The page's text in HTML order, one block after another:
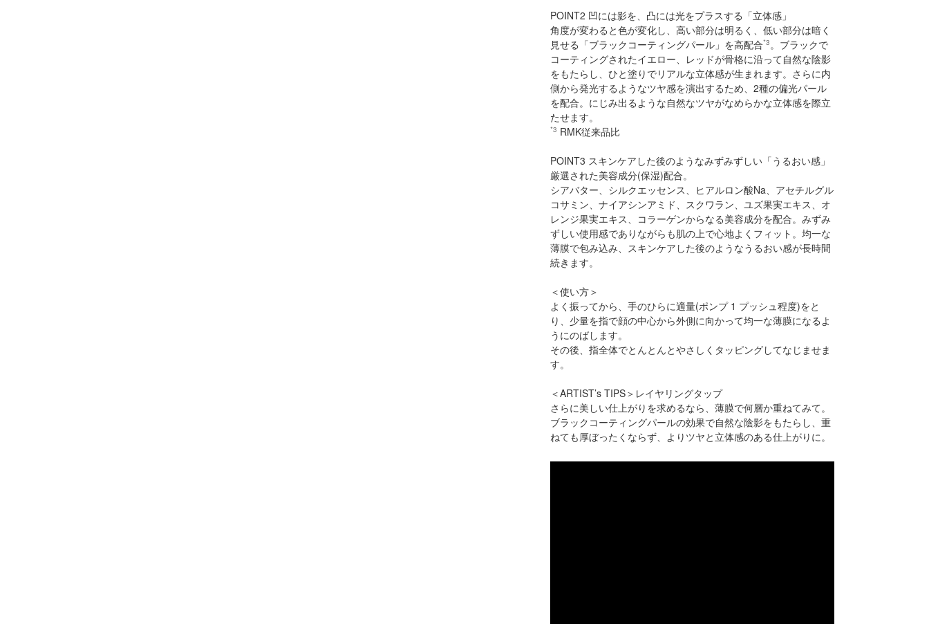
POINT2 凹には影を、凸には光をプラスする「立体感」
角度が変わると色が変化し、高い部分は明るく、低い部分は暗く
見せる「ブラックコーティングパール」を高配合*3。ブラックで
コーティングされたイエロー、レッドが骨格に沿って自然な陰影
をもたらし、ひと塗りでリアルな立体感が生まれます。さらに内
側から発光するようなツヤ感を演出するため、2種の偏光パール
を配合。にじみ出るような自然なツヤがなめらかな立体感を際立
たせます。
*3 RMK従来品比
POINT3 スキンケアした後のようなみずみずしい「うるおい感」
厳選された美容成分(保湿)配合。
シアバター、シルクエッセンス、ヒアルロン酸Na、アセチルグル
コサミン、ナイアシンアミド、スクワラン、ユズ果実エキス、オ
レンジ果実エキス、コラーゲンからなる美容成分を配合。みずみ
ずしい使用感でありながらも肌の上で心地よくフィット。均一な
薄膜で包み込み、スキンケアした後のようなうるおい感が長時間
続きます。
＜使い方＞
よく振ってから、手のひらに適量(ポンプ 1 プッシュ程度)をと
り、少量を指で顔の中心から外側に向かって均一な薄膜になるよ
うにのばします。
その後、指全体でとんとんとやさしくタッピングしてなじませま
す。
＜ARTIST’s TIPS＞レイヤリングタップ
さらに美しい仕上がりを求めるなら、薄膜で何層か重ねてみて。
ブラックコーティングパールの効果で自然な陰影をもたらし、重
ねても厚ぼったくならず、よりツヤと立体感のある仕上がりに。